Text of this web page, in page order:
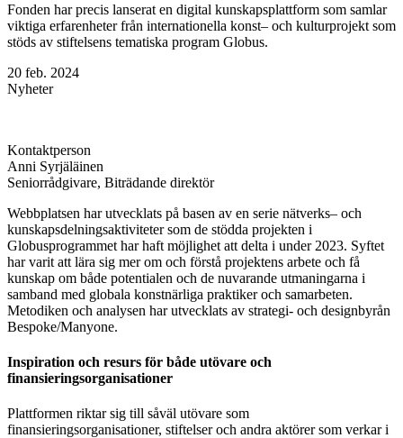
Fonden harprecis lanserat en digital kunskapsplattform som samlar
viktiga erfarenheter från internationella konst– och kulturprojekt som
stöds av stiftelsens tematiska program Globus.
20 feb. 2024
Nyheter
Kontaktperson
Anni Syrjäläinen
Seniorrådgivare, Biträdande direktör
Webbplatsen harutvecklats på basen av en serie nätverks– och
kunskapsdelningsaktivitetersom de stödda projekten i
Globusprogrammet har haft möjlighet att delta i under 2023. Syftet
harvarit att lära sig merom och förstå projektens arbete och få
kunskap om både potentialen och de nuvarande utmaningarna i
samband med globala konstnärliga praktikeroch samarbeten.
Metodiken och analysen harutvecklats av strategi- och designbyrån
Bespoke/Manyone.
Inspiration och resurs för både utövare och
finansieringsorganisationer
Plattformen riktar sig till såväl utövare som
finansieringsorganisationer, stiftelser och andra aktörer som verkar i